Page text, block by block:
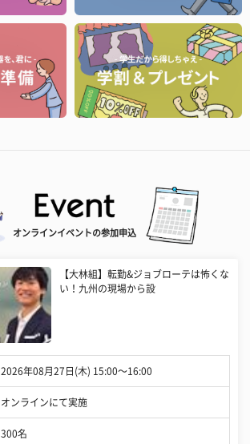
オンラインイベントの参加申込
【大林組】転勤&ジョブローテは怖くな
い！九州の現場から設
2026年08月27日(木) 15:00〜16:00
オンラインにて実施
300名